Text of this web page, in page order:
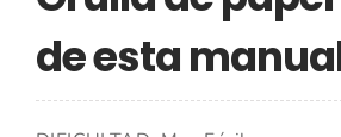
de esta